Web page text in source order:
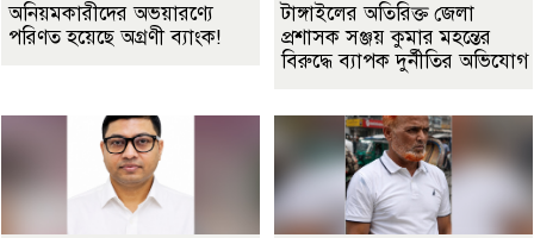
অনিয়মকারীদের অভয়ারণ্যে
পরিণত হয়েছে অগ্রণী ব্যাংক!
টাঙ্গাইলের অতিরিক্ত জেলা
প্রশাসক সঞ্জয় কুমার মহন্তের
বিরুদ্ধে ব্যাপক দুর্নীতির অভিযোগ